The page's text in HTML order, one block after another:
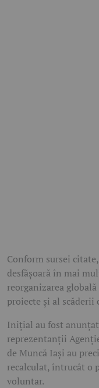
Conform sursei
desfășoară în mai
reorganizarea
proiecte și al
Inițial au fost
reprezentanții
de Muncă Iași au
recalculat, întrucât o
voluntar.